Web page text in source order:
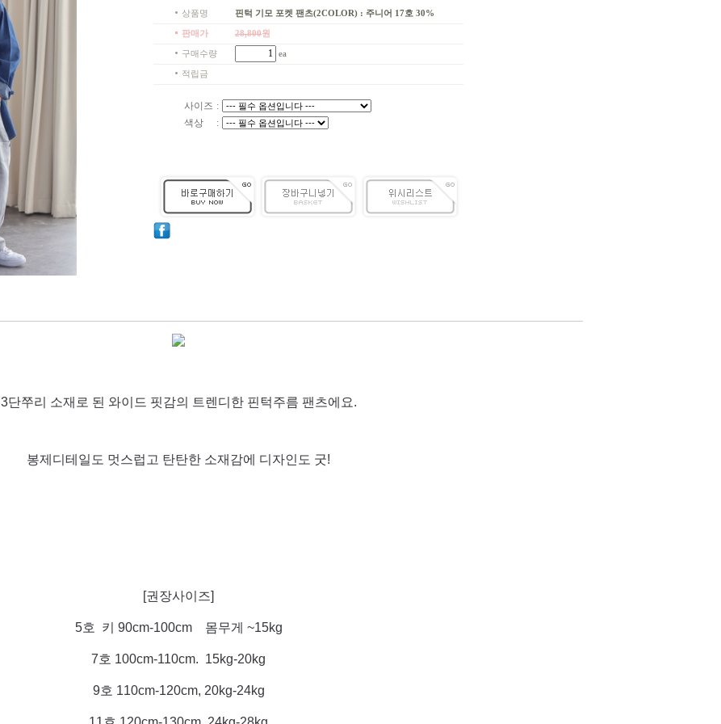
상품명 핀턱 기모 포켓 팬츠(2COLOR) : 주니어 17호 30%
판매가 28,800원
구매수량 ea
적립금
사이즈 :
색상
:
3단쭈리 소재로 된 와이드 핏감의 트렌디한 핀턱주름 팬츠에요.
봉제디테일도 멋스럽고 탄탄한 소재감에 디자인도 굿!
[권장사이즈]
5호 키 90cm-100cm 몸무게 ~15kg
7호 100cm-110cm. 15kg-20kg
9호 110cm-120cm, 20kg-24kg